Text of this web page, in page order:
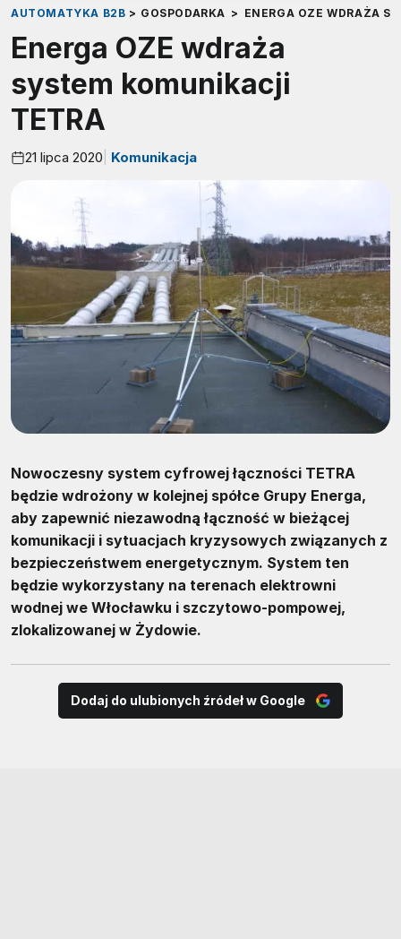
AUTOMATYKA B2B > GOSPODARKA > ENERGA OZE WDRAŻA
Energa OZE wdraża
system komunikacji
TETRA
21 lipca 2020 Komunikacja
Nowoczesny system cyfrowej łączności TETRA
będzie wdrożony w kolejnej spółce Grupy Energa,
aby zapewnić niezawodną łączność w bieżącej
komunikacji i sytuacjach kryzysowych związanych z
bezpieczeństwem energetycznym. System ten
będzie wykorzystany na terenach elektrowni
wodnej we Włocławku i szczytowo-pompowej,
zlokalizowanej w Żydowie.
Dodaj do ulubionych źródeł w Google